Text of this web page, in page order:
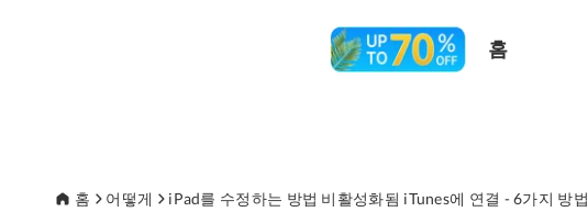
홈
홈 어떻게 iPad를 수정하는 방법 비활성화됨 iTunes에 연결 - 6가지 방법